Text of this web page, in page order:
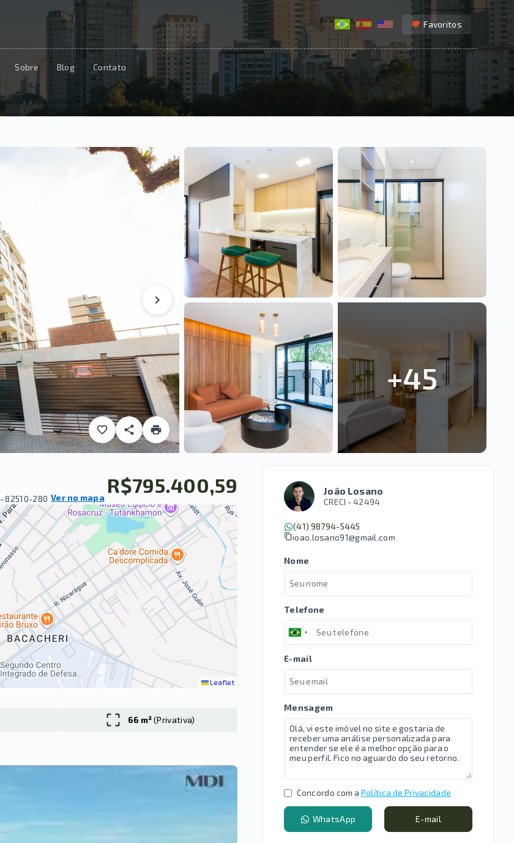
Favoritos
Sobre Blog Contato
+45
- 82510-280 Ver no mapa
R$795.400,59
Leaflet
66 m²(Privativa)
João Losano
CRECI -42494
(41) 98794-5445
joao.losano91@gmail.com
Nome
Telefone
E-mail
Mensagem
Concordo com a Política de Privacidade
WhatsApp E-mail